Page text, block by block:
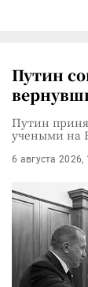
Путин
Путин
учеными на
6 августа 2026,